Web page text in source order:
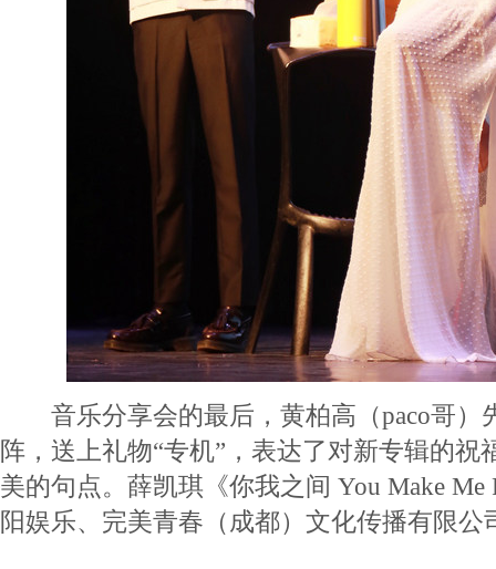
音乐分享会的最后，黄柏高（paco哥）
阵，送上礼物“专机”，表达了对新专辑的祝
美的句点。薛凯琪《你我之间 You Make Me
阳娱乐、完美青春（成都）文化传播有限公